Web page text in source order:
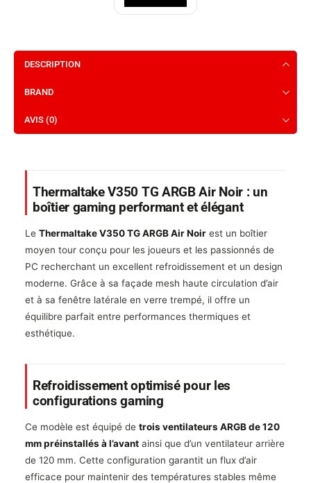
DESCRIPTION
BRAND
AVIS (0)
Thermaltake V350 TG ARGB Air Noir : un
boîtier gaming performant et élégant
Le Thermaltake V350 TG ARGB Air Noir est un boîtier
moyen tour conçu pour les joueurs et les passionnés de
PC recherchant un excellent refroidissement et un design
moderne. Grâce à sa façade mesh haute circulation d’air
et à sa fenêtre latérale en verre trempé, il offre un
équilibre parfait entre performances thermiques et
esthétique.
Refroidissement optimisé pour les
configurations gaming
Ce modèle est équipé de trois ventilateurs ARGB de 120
mm préinstallés à l’avant ainsi que d’un ventilateur arrière
de 120 mm. Cette configuration garantit un flux d’air
efficace pour maintenir des températures stables même